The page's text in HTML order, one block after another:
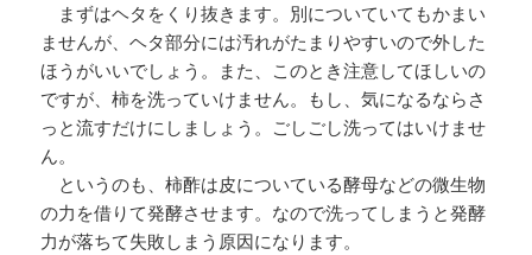
まずはヘタをくり抜きます。別についていてもかまい
ませんが、ヘタ部分には汚れがたまりやすいので外した
ほうがいいでしょう。また、このとき注意してほしいの
ですが、柿を洗っていけません。もし、気になるならさ
っと流すだけにしましょう。ごしごし洗ってはいけませ
ん。
というのも、柿酢は皮についている酵母などの微生物
の力を借りて発酵させます。なので洗ってしまうと発酵
力が落ちて失敗しまう原因になります。